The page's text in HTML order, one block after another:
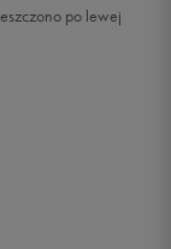
po lewej